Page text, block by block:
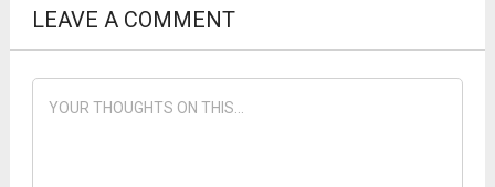
LEAVE A COMMENT